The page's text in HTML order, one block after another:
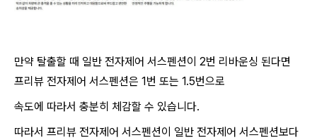
만약 탈출할 때 일반 전자제어 서스펜션이 2번 리바운싱 된다면
프리뷰 전자제어 서스펜션은 1번 또는 1.5번으로
속도에 따라서 충분히 체감할 수 있습니다.
따라서 프리뷰 전자제어 서스펜션이 일반 전자제어 서스펜션보다